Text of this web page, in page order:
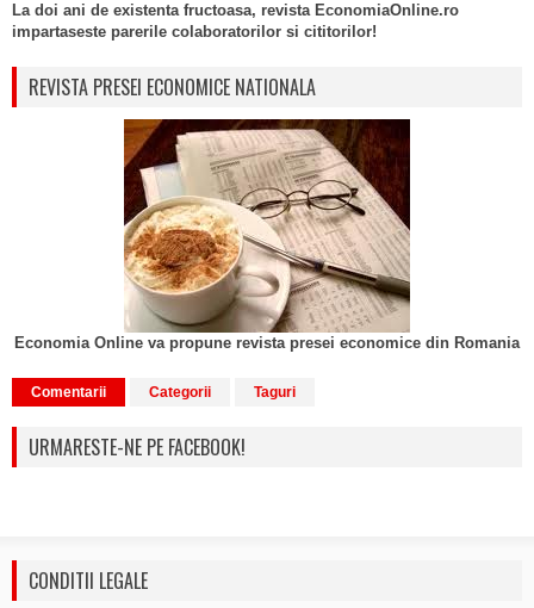
La doi ani de existenta fructoasa, revista EconomiaOnline.ro
impartaseste parerile colaboratorilor si cititorilor!
REVISTA PRESEI ECONOMICE NATIONALA
Economia Online va propune revista presei economice din Romania
Comentarii Categorii Taguri
URMARESTE-NE PE FACEBOOK!
CONDITII LEGALE